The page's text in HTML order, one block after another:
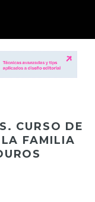
CURSO DE
FAMILIA